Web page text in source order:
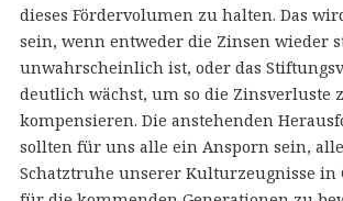
dieses Fördervolumen zu halten. Das
sein, wenn entweder die Zinsen wieder
unwahrscheinlich ist, oder das
deutlich wächst, um so die Zinsverluste
kompensieren. Die anstehenden
sollten für uns alle ein Ansporn sein,
Schatztruhe unserer Kulturzeugnisse in